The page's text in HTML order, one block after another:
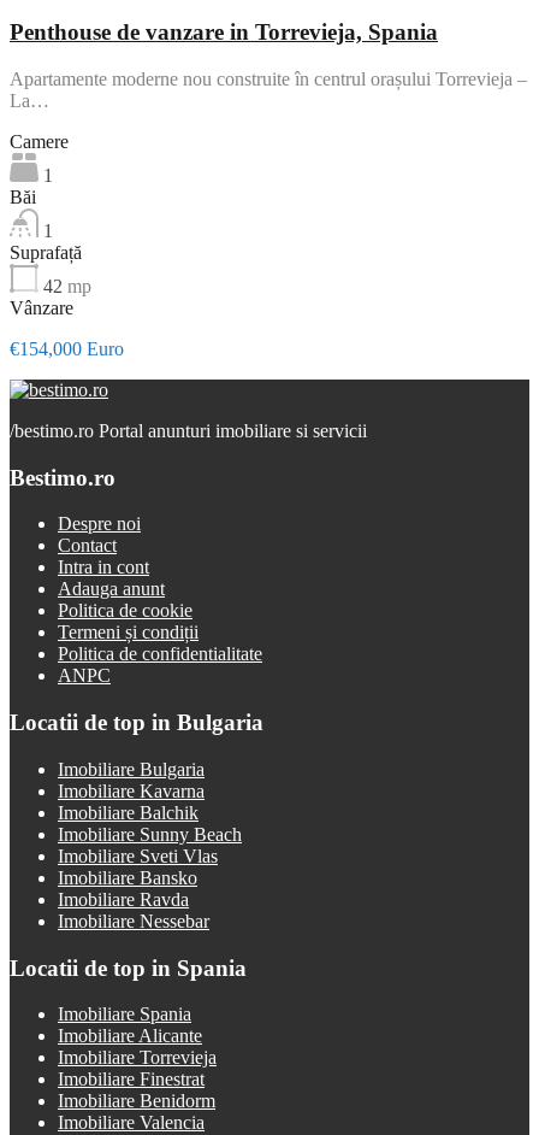
Penthouse de vanzare in Torrevieja, Spania
Apartamente moderne nou construite în centrul orașului Torrevieja –
La…
Camere
1
Băi
1
Suprafață
42 mp
Vânzare
€154,000 Euro
/bestimo.ro Portal anunturi imobiliare si servicii
Bestimo.ro
Despre noi
Contact
Intra in cont
Adauga anunt
Politica de cookie
Termeni și condiții
Politica de confidentialitate
ANPC
Locatii de top in Bulgaria
Imobiliare Bulgaria
Imobiliare Kavarna
Imobiliare Balchik
Imobiliare Sunny Beach
Imobiliare Sveti Vlas
Imobiliare Bansko
Imobiliare Ravda
Imobiliare Nessebar
Locatii de top in Spania
Imobiliare Spania
Imobiliare Alicante
Imobiliare Torrevieja
Imobiliare Finestrat
Imobiliare Benidorm
Imobiliare Valencia